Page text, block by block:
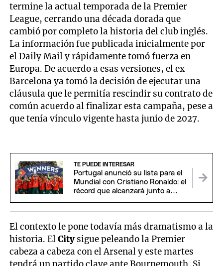
termine la actual temporada de la Premier
League, cerrando una década dorada que
cambió por completo la historia del club inglés.
La información fue publicada inicialmente por
el Daily Mail y rápidamente tomó fuerza en
Europa. De acuerdo a esas versiones, el ex
Barcelona ya tomó la decisión de ejecutar una
cláusula que le permitía rescindir su contrato de
común acuerdo al finalizar esta campaña, pese a
que tenía vínculo vigente hasta junio de 2027.
TE PUEDE INTERESAR
Portugal anunció su lista para el
Mundial con Cristiano Ronaldo: el
récord que alcanzará junto a
El contexto le pone todavía más dramatismo a la
historia. ElCity sigue peleando la Premier
cabeza a cabeza con el Arsenal y este martes